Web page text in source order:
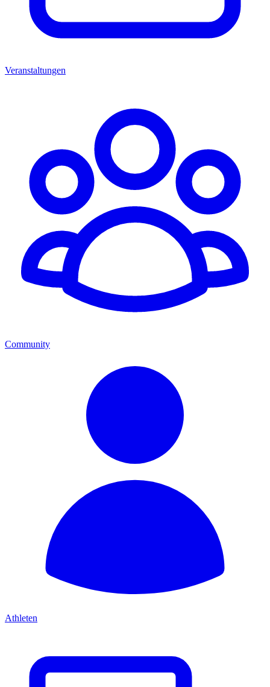
Veranstaltungen
Community
Athleten